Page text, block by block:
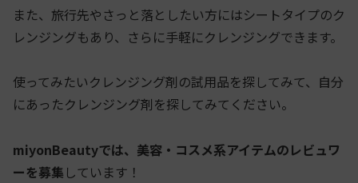
また、旅行先やさっと落としたい方にはシートタイプのク
レンジングもあり、さらに手軽にクレンジングできます。
使ってみたいクレンジング剤の試用品を探してみて、自分
にあったクレンジング剤を探してみてください。
miyonBeautyでは、美容・コスメ系アイテムのレビュワ
ーを募集 しています！